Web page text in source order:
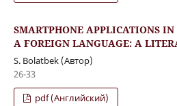
SMARTPHONE APPLICATIONS
A FOREIGN LANGUAGE: A
S. Bolatbek (Автор)
26-33
pdf (Английский)